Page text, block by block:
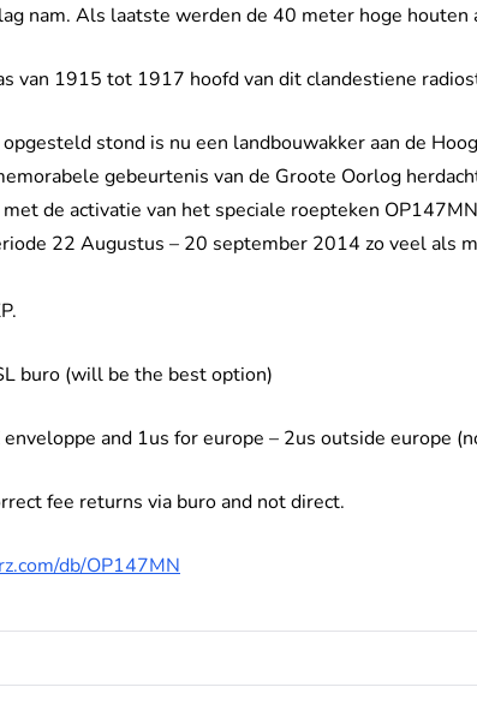
nam. Als laatste werden de 40 meter hoge
van 1915 tot 1917 hoofd van dit clandestiene
stond is nu een landbouwakker aan de
gebeurtenis van de Groote Oorlog
de activatie van het speciale roepteken
22 Augustus – 20 september 2014 zo veel als
buro (will be the best option)
and 1us for europe – 2us outside europe
fee returns via buro and not direct.
db/OP147MN